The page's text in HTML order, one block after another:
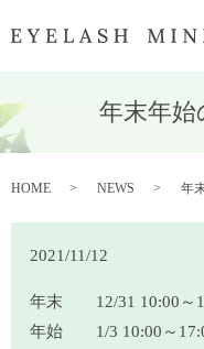
年末年
HOME NEWS 年
2021/11/12
年末 12/31 10:00～
年始 1/3 10:00～